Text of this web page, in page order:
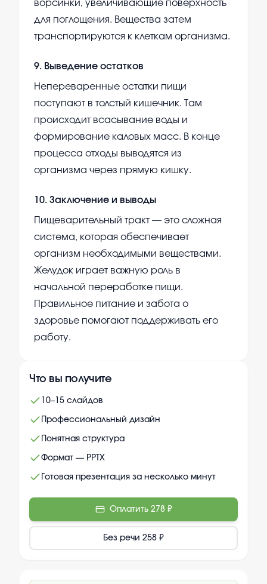
ворсинки, увеличивающие поверхность
для поглощения. Вещества затем
транспортируются к клеткам организма.
9. Выведение остатков
Непереваренные остатки пищи
поступают в толстый кишечник. Там
происходит всасывание воды и
формирование каловых масс. В конце
процесса отходы выводятся из
организма через прямую кишку.
10. Заключение и выводы
Пищеварительный тракт — это сложная
система, которая обеспечивает
организм необходимыми веществами.
Желудок играет важную роль в
начальной переработке пищи.
Правильное питание и забота о
здоровье помогают поддерживать его
работу.
Что вы получите
10–15 слайдов
Профессиональный дизайн
Понятная структура
Формат — PPTX
Готовая презентация за несколько минут
Оплатить 278 ₽
Без речи 258 ₽